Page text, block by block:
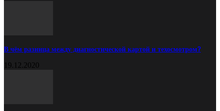
В чём разница между диагностической картой и техосмотром?
19.12.2020